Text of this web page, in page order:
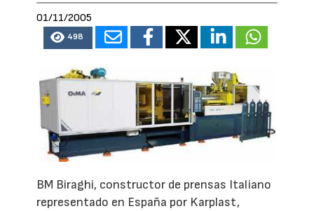
01/11/2005
498
BM Biraghi, constructor de prensas Italiano
representado en España por Karplast,